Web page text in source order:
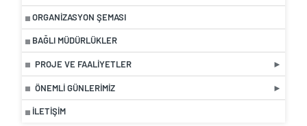
ORGANIZASYON ŞEMASI
BAĞLI MÜDÜRLÜKLER
PROJE VE FAALIYETLER
ÖNEMLI GÜNLERIMIZ
İLETIŞIM